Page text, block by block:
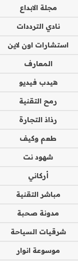
مجلة الابداع
نادي الترددات
استشارات اون لاين
المعارف
هيدب فيديو
رمح التقنية
رذاذ التجارة
طعم وكيف
شهود نت
أركاني
مباشر التقنية
مدونة صحبة
شرقيات السياحة
موسوعة انوار